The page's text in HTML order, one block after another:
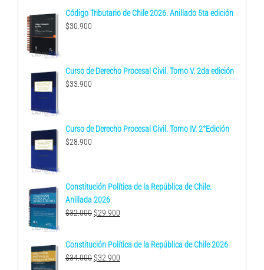
Código Tributario de Chile 2026. Anillado 5ta edición
$30.900
Curso de Derecho Procesal Civil. Tomo V. 2da edición
$33.900
Curso de Derecho Procesal Civil. Tomo IV. 2°Edición
$28.900
Constitución Política de la República de Chile.
Anillada 2026
$32.000El
original
$32.000.
$29.900
actual
$29.900.
Constitución Política de la República de Chile 2026
$34.000El
$32.900